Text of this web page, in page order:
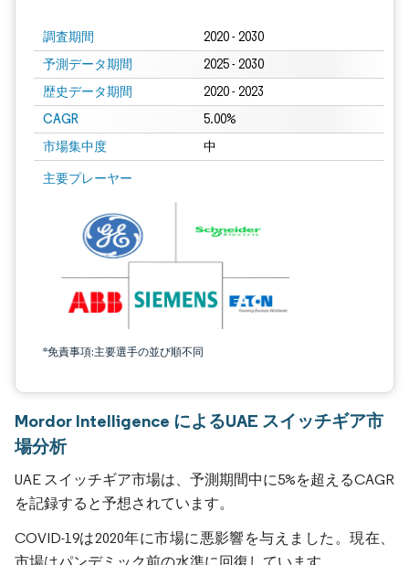
調査期間 2020 - 2030
予測データ期間 2025 - 2030
歴史データ期間 2020 - 2023
CAGR 5.00%
市場集中度 中
主要プレーヤー
*免責事項:主要選手の並び順不同
Mordor Intelligence によるUAE スイッチギア市
場分析
UAE スイッチギア市場は、予測期間中に5%を超えるCAGR
を記録すると予想されています。
COVID-19は2020年に市場に悪影響を与えました。現在、